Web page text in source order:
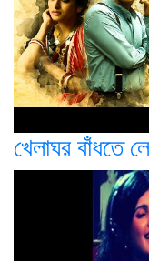
খেলাঘর বাঁধতে